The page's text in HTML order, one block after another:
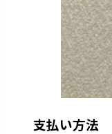
支払い方法